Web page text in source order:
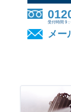
受付時間 9
メー